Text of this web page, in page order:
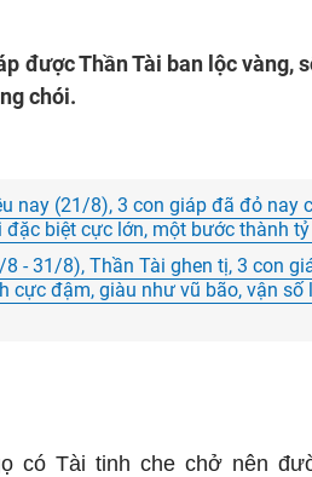
được Thần Tài ban lộc vàng,
chói.
nay (21/8), 3 con giáp đã đỏ nay
biệt cực lớn, một bước thành
- 31/8), Thần Tài ghen tị, 3 con
cực đậm, giàu như vũ bão, vận số
có Tài tinh che chở nên